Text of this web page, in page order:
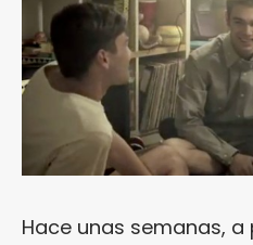
Hace unas semanas,